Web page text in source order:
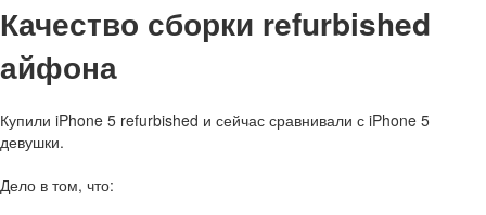
Качество сборки refurbished
айфона
Купили iPhone 5 refurbished и сейчас сравнивали с iPhone 5
девушки.
Дело в том, что: